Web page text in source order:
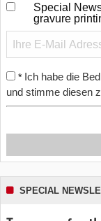
Special
gravure
* Ich habe die
und stimme diesen
SPECIAL